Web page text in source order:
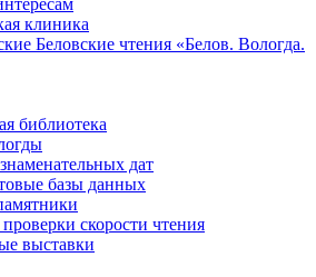
клиника
Беловские чтения «Белов. Вологда.
библиотека
дат
базы данных
скорости чтения
выставки